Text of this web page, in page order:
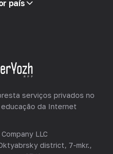
país
serviços privados no
da Internet
LLC
district, 7-mkr.,